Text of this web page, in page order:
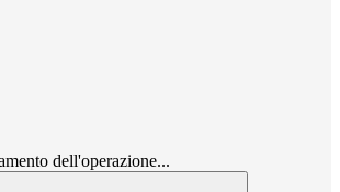
dell'operazione...